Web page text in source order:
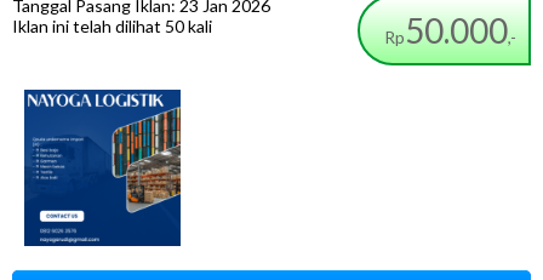
Tanggal Pasang Iklan: 23 Jan 2026
Iklan ini telah dilihat 50 kali
Rp50.000,-